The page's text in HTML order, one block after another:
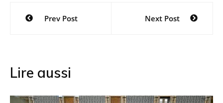
Navigation
Prev Post Next Post
Lire aussi